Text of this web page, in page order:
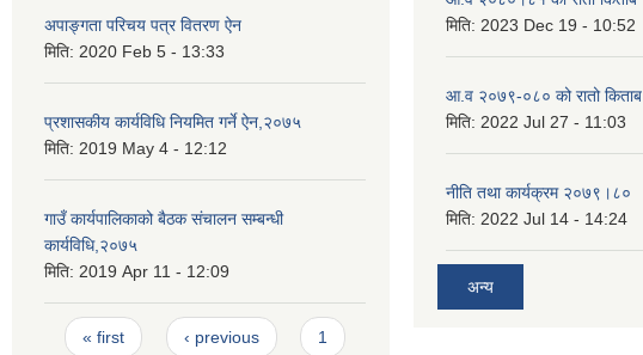
अपाङ्गता परिचय पत्र वितरण ऐन
मिति: 2020 Feb 5 - 13:33
प्रशासकीय कार्यविधि नियमित गर्ने ऐन,२०७५
मिति: 2019 May 4 - 12:12
गाउँ कार्यपालिकाको बैठक संचालन सम्बन्धी
कार्यविधि,२०७५
मिति: 2019 Apr 11 - 12:09
Pages
« first ‹ previous 1
मिति: 2023 Dec 19 - 10:52
आ.व २०७९-०८० को रातो किताब
मिति: 2022 Jul 27 - 11:03
नीति तथा कार्यक्रम २०७९।८०
मिति: 2022 Jul 14 - 14:24
अन्य